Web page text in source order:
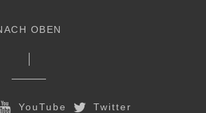
OBEN
YouTube Twitter